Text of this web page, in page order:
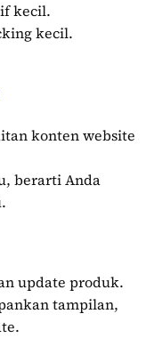
kecil.
kecil.
konten website
berarti Anda
update produk.
tampilan,